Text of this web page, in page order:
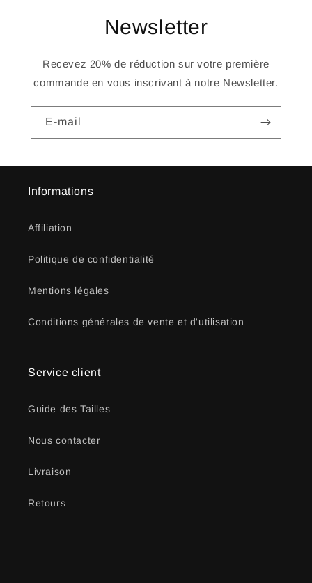
Newsletter
Recevez 20% de réduction sur votre première
commande en vous inscrivant à notre Newsletter.
E-mail
Informations
Affiliation
Politique de confidentialité
Mentions légales
Conditions générales de vente et d'utilisation
Service client
Guide des Tailles
Nous contacter
Livraison
Retours